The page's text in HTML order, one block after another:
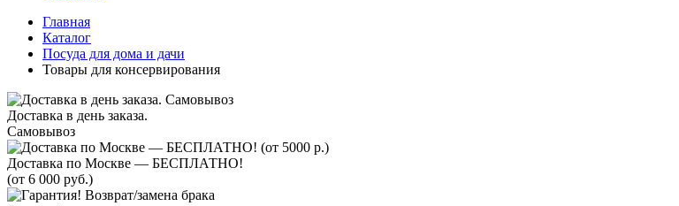
Главная
Каталог
Посуда для дома и дачи
Товары для консервирования
Доставка в день заказа.
Самовывоз
Доставка по Москве — БЕСПЛАТНО!
(от 6 000 руб.)